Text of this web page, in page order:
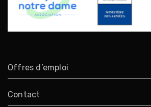
Offres d’emploi
Contact